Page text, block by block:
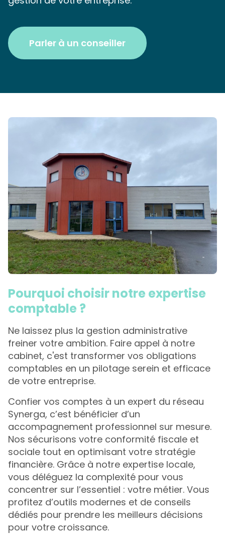
Parler à un conseiller
Pourquoi choisir notre expertise
comptable ?
Ne laissez plus la gestion administrative
freiner votre ambition. Faire appel à notre
cabinet, c'est transformer vos obligations
comptables en un pilotage serein et efficace
de votre entreprise.
Confier vos comptes à un expert du réseau
Synerga, c’est bénéficier d’un
accompagnement professionnel sur mesure.
Nos sécurisons votre conformité fiscale et
sociale tout en optimisant votre stratégie
financière. Grâce à notre expertise locale,
vous déléguez la complexité pour vous
concentrer sur l’essentiel : votre métier. Vous
profitez d’outils modernes et de conseils
dédiés pour prendre les meilleurs décisions
pour votre croissance.